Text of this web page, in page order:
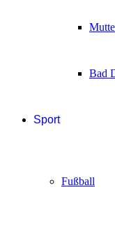
Bad
Sport
Fußball